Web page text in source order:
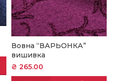
Вовна “ВАРЬОНКА”
вишивка
₴ 265.00